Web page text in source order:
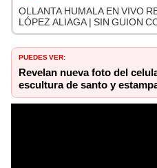
OLLANTA HUMALA EN VIVO
LÓPEZ ALIAGA | SIN GUION
PUEDES VER:
Revelan nueva foto del
escultura de santo y